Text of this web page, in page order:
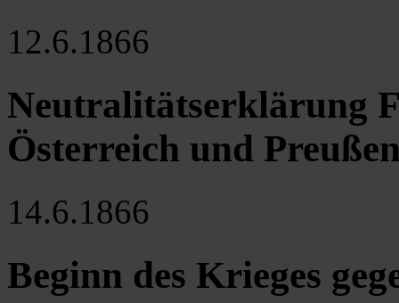
12.6.1866
Neutralitätserklärung
Österreich und
14.6.1866
Beginn des Krieges